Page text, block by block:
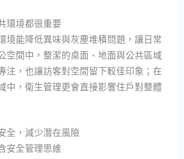
環境都很重要
境能降低異味與灰塵堆積問題，讓日常
空間中，整潔的桌面、地面與公共區域
注，也讓訪客對空間留下較佳印象；在
中，衛生管理更會直接影響住戶對整體
全，減少潛在風險
安全管理思維